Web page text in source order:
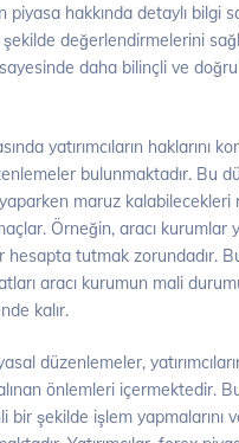
piyasa hakkında detaylı bilgi
değerlendirmelerini
daha bilinçli ve
yatırımcıların haklarını
bulunmaktadır. Bu
yaparken maruz kalabilecekleri
Örneğin, aracı kurumlar
hesapta tutmak zorundadır.
aracı kurumun mali
kalır.
düzenlemeler,
önlemleri içermektedir.
bir şekilde işlem yapmalarını